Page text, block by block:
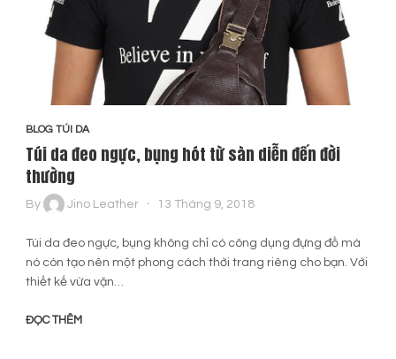
BLOG TÚI DA
Túi da đeo ngực, bụng hót từ sàn diễn đến đời
thường
By Jino Leather 13 Tháng 9, 2018
Túi da đeo ngực, bụng không chỉ có công dụng đựng đồ mà
nó còn tạo nên một phong cách thời trang riêng cho bạn. Với
thiết kế vừa vặn…
ĐỌC THÊM